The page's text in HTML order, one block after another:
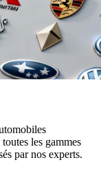
les gammes
par nos experts.